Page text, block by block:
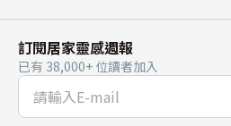
訂閱居家靈感週報
已有 38,000+ 位讀者加入